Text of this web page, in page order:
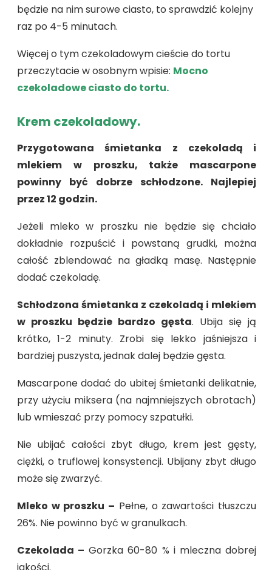
będzie na nim surowe ciasto, to sprawdzić kolejny
raz po 4-5 minutach.
Więcej o tym czekoladowym cieście do tortu
przeczytacie w osobnym wpisie: Mocno
czekoladowe ciasto do tortu.
Krem czekoladowy.
Przygotowana śmietanka z czekoladą i
mlekiem w proszku, także mascarpone
powinny być dobrze schłodzone. Najlepiej
przez 12 godzin.
Jeżeli mleko w proszku nie będzie się chciało
dokładnie rozpuścić i powstaną grudki, można
całość zblendować na gładką masę. Następnie
dodać czekoladę.
Schłodzona śmietanka z czekoladą i mlekiem
w proszku będzie bardzo gęsta. Ubija się ją
krótko, 1-2 minuty. Zrobi się lekko jaśniejsza i
bardziej puszysta, jednak dalej będzie gęsta.
Mascarpone dodać do ubitej śmietanki delikatnie,
przy użyciu miksera (na najmniejszych obrotach)
lub wmieszać przy pomocy szpatułki.
Nie ubijać całości zbyt długo, krem jest gęsty,
ciężki, o truflowej konsystencji. Ubijany zbyt długo
może się zwarzyć.
Mleko w proszku – Pełne, o zawartości tłuszczu
26%. Nie powinno być w granulkach.
Czekolada – Gorzka 60-80 % i mleczna dobrej
jakości.